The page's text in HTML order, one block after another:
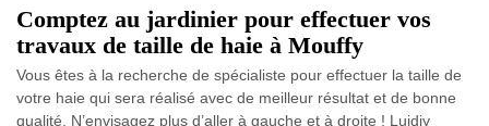
Comptez au jardinier pour effectuer vos
travaux de taille de haie à Mouffy
Vous êtes à la recherche de spécialiste pour effectuer la taille de
votre haie qui sera réalisé avec de meilleur résultat et de bonne
qualité. N’envisagez plus d’aller à gauche et à droite ! Luidjy